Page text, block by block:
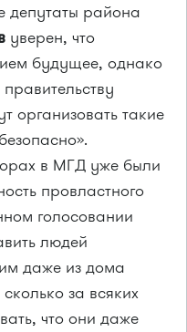
депутаты района
уверен, что
будущее, однако
организовать такие
в МГД уже были
провластного
голосовании
людей
даже из дома
за всяких
что они даже